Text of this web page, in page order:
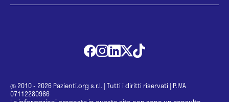
@ 2010 - 2026 Pazienti.org s.r.l. | Tutti i diritti riservati | P.IVA
07112280966